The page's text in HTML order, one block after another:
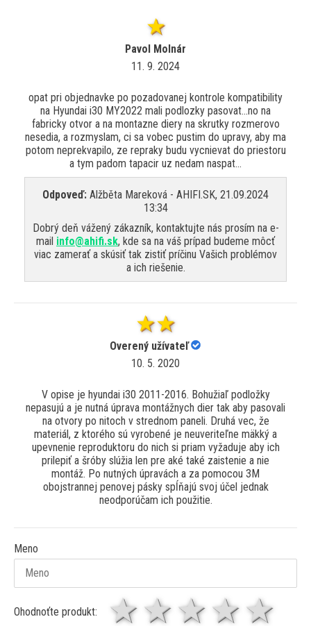
Pavol Molnár
11. 9. 2024
opat pri objednavke po pozadovanej kontrole kompatibility
na Hyundai i30 MY2022 mali podlozky pasovat...no na
fabricky otvor a na montazne diery na skrutky rozmerovo
nesedia, a rozmyslam, ci sa vobec pustim do upravy, aby ma
potom neprekvapilo, ze repraky budu vycnievat do priestoru
a tym padom tapacir uz nedam naspat...
Odpoveď: Alžběta Mareková - AHIFI.SK, 21.09.2024
13:34
Dobrý deň vážený zákazník, kontaktujte nás prosím na e-
mail info@ahifi.sk, kde sa na váš prípad budeme môcť
viac zamerať a skúsiť tak zistiť príčinu Vašich problémov
a ich riešenie.
Overený užívateľ
10. 5. 2020
V opise je hyundai i30 2011-2016. Bohužiaľ podložky
nepasujú a je nutná úprava montážnych dier tak aby pasovali
na otvory po nitoch v strednom paneli. Druhá vec, že
materiál, z ktorého sú vyrobené je neuveriteľne mäkký a
upevnenie reproduktoru do nich si priam vyžaduje aby ich
prilepiť a šróby slúžia len pre aké také zaistenie a nie
montáž. Po nutných úpravách a za pomocou 3M
obojstrannej penovej pásky spĺňajú svoj účel jednak
neodporúčam ich použitie.
Meno
Ohodnoťte produkt: 4
3
2 hviezdy
1 hviezda